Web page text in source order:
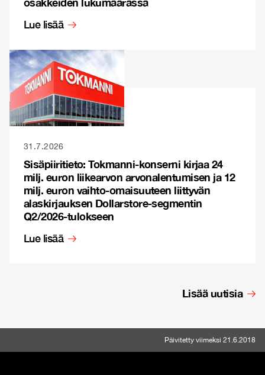
Lue lisää
31.7.2026
Sisäpiiritieto: Tokmanni-konserni kirjaa 24
milj. euron liikearvon arvonalentumisen ja 12
milj. euron vaihto-omaisuuteen liittyvän
alaskirjauksen Dollarstore-segmentin
Q2/2026-tulokseen
Lue lisää
Lisää uutisia
Päivitetty viimeksi 21.6.2018